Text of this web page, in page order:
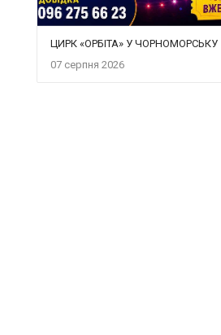
ЦИРК «ОРБІТА» У ЧОРНОМОРСЬКУ
07 серпня 2026